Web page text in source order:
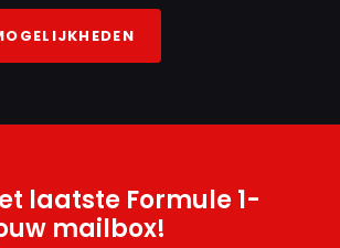
laatste Formule 1-
mailbox!